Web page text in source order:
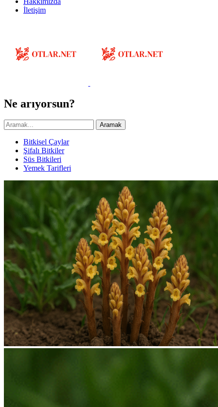
İletişim
Ne arıyorsun?
Aramak
Bitkisel Çaylar
Şifalı Bitkiler
Süs Bitkileri
Yemek Tarifleri